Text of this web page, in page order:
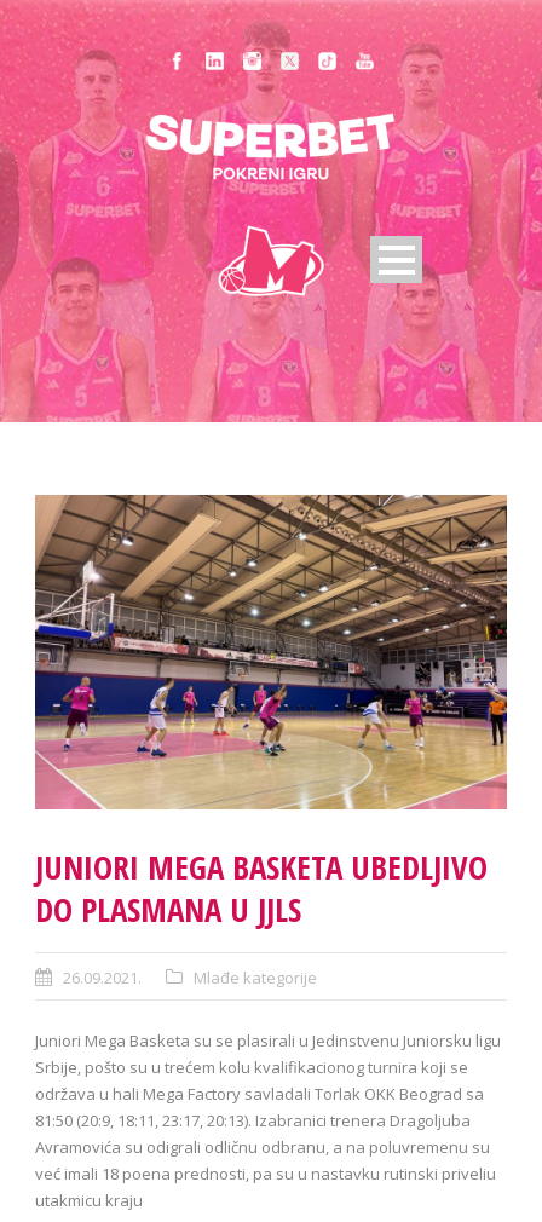
JUNIORI MEGA BASKETA UBEDLJIVO
DO PLASMANA U JJLS
26.09.2021. Mlađe kategorije
Juniori Mega Basketa su se plasirali u Jedinstvenu Juniorsku ligu
Srbije, pošto su u trećem kolu kvalifikacionog turnira koji se
održava u hali Mega Factory savladali Torlak OKK Beograd sa
81:50 (20:9, 18:11, 23:17, 20:13). Izabranici trenera Dragoljuba
Avramovića su odigrali odličnu odbranu, a na poluvremenu su
već imali 18 poena prednosti, pa su u nastavku rutinski priveliu
utakmicu kraju